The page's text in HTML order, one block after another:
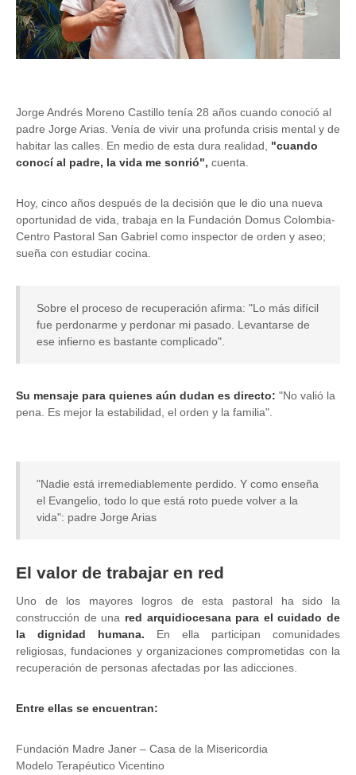
Jorge Andrés Moreno Castillo tenía 28 años cuando conoció al
padre Jorge Arias. Venía de vivir una profunda crisis mental y de
habitar las calles. En medio de esta dura realidad, "cuando
conocí al padre, la vida me sonrió", cuenta.
Hoy, cinco años después de la decisión que le dio una nueva
oportunidad de vida, trabaja en la Fundación Domus Colombia-
Centro Pastoral San Gabriel como inspector de orden y aseo;
sueña con estudiar cocina.
Sobre el proceso de recuperación afirma: "Lo más difícil
fue perdonarme y perdonar mi pasado. Levantarse de
ese infierno es bastante complicado".
Su mensaje para quienes aún dudan es directo: "No valió la
pena. Es mejor la estabilidad, el orden y la familia".
"Nadie está irremediablemente perdido. Y como enseña
el Evangelio, todo lo que está roto puede volver a la
vida": padre Jorge Arias
El valor de trabajar en red
Uno de los mayores logros de esta pastoral ha sido la
construcción de una red arquidiocesana para el cuidado de
la dignidad humana. En ella participan comunidades
religiosas, fundaciones y organizaciones comprometidas con la
recuperación de personas afectadas por las adicciones.
Entre ellas se encuentran:
Fundación Madre Janer – Casa de la Misericordia
Modelo Terapéutico Vicentino